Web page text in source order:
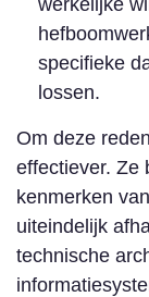
werkelijke
specifieke
lossen.
Om deze
effectiever. Ze
kenmerken
uiteindelijk
technische